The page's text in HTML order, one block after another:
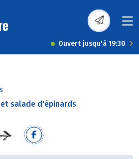
Ouvert jusqu'à 19:30
salade d'épinards